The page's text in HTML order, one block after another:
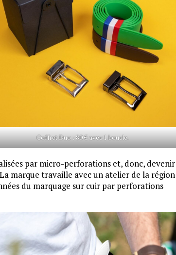
Coffret Duo : 80 € avec 1 boucle.
par micro-perforations et, donc, devenir
marque travaille avec un atelier de la région
du marquage sur cuir par perforations